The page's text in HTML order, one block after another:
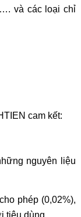
và các loại chỉ
cam kết:
nguyên liệu
phép (0,02%),
tiêu dùng